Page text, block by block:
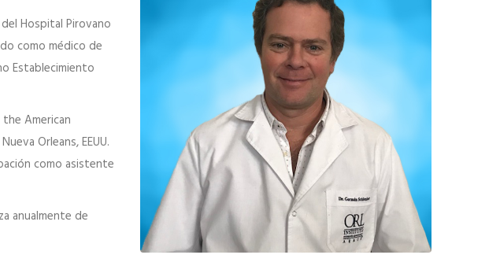
Hospital Pirovano
como médico de
Establecimiento
American
Orleans, EEUU.
como asistente
anualmente de